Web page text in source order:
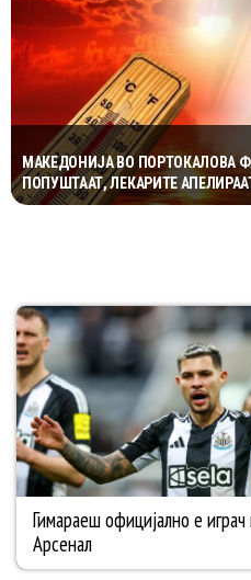
МАКЕДОНИЈА ВО ПОРТОКАЛОВА
ПОПУШТААТ, ЛЕКАРИТЕ
ПРЕТПАЗЛИВОСТ